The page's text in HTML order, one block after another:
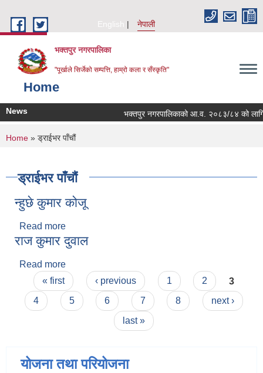
English
नेपाली
भक्तपुर नगरपालिका
"पूर्खाले सिर्जेको सम्पत्ति, हाम्रो कला र सँस्कृति"
Home
News भक्तपुर नगरपालिकाको आ.व. २०८३/८४ को लागि
You are here
Home » ड्राईभर पाँचौं
ड्राईभर पाँचौं
न्हुछे कुमार कोजू
Read more
राज कुमार दुवाल
Read more
Pages
« first ‹ previous 1 2
3
4
5 6 7 8
next ›
last »
योजना तथा परियोजना